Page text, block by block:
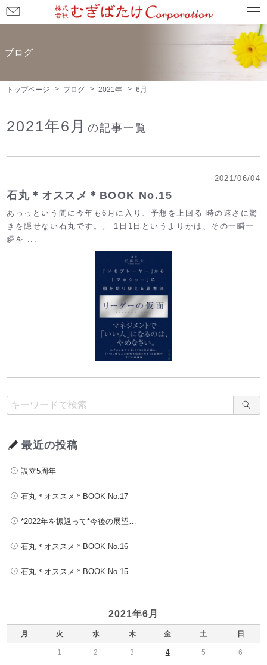
問
合
せ
ブログ
トップページ ブログ 2021年 6月
2021年6月 の記事一覧
2021/06/04
石丸＊オススメ＊BOOK No.15
あっっという間に今年も6月に入り、予想を上回る 時の速さに驚
きを隠せない石丸です。。 1日1日というよりかは、その一瞬一
瞬を ...
最近の投稿
設立5周年
石丸＊オススメ＊BOOK No.17
*2022年を振返って*今後の展望…
石丸＊オススメ＊BOOK No.16
石丸＊オススメ＊BOOK No.15
2021年6月
月 火 水 木 金 土 日
1 2 3 4 5 6